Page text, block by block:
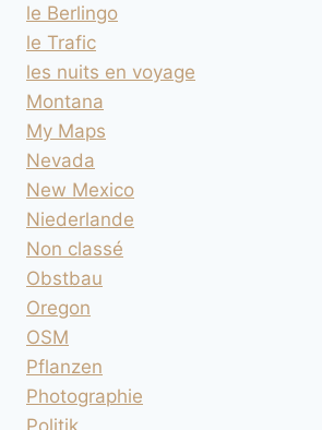
le Berlingo
le Trafic
les nuits en voyage
Montana
My Maps
Nevada
New Mexico
Niederlande
Non classé
Obstbau
Oregon
OSM
Pflanzen
Photographie
Politik